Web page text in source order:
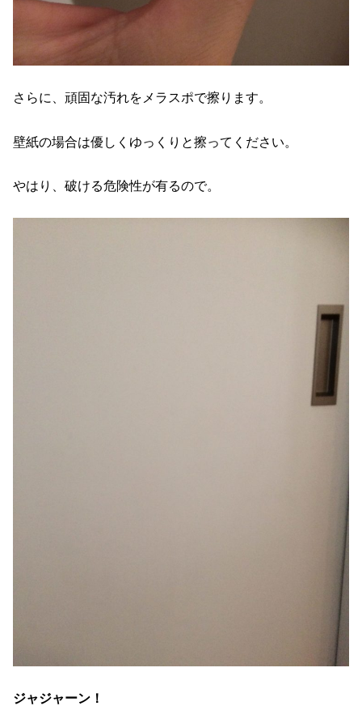
さらに、頑固な汚れをメラスポで擦ります。
壁紙の場合は優しくゆっくりと擦ってください。
やはり、破ける危険性が有るので。
ジャジャーン！